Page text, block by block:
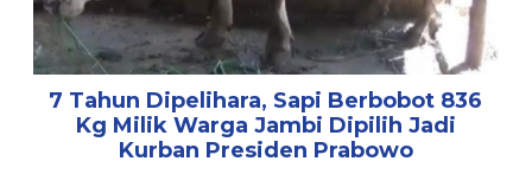
7 Tahun Dipelihara, Sapi Berbobot 836
Kg Milik Warga Jambi Dipilih Jadi
Kurban Presiden Prabowo